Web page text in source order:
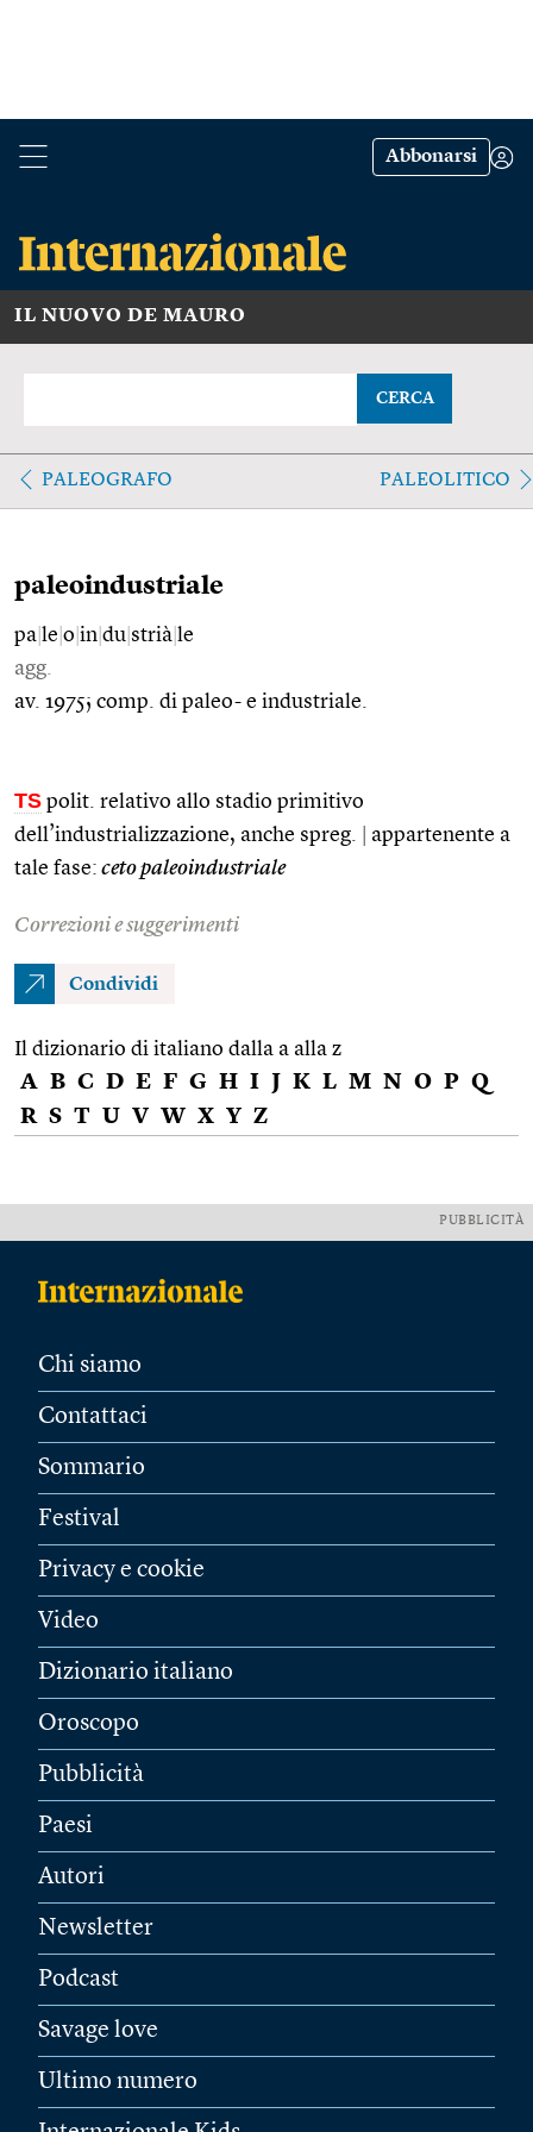
Abbonarsi
IL NUOVO DE MAURO
CERCA
PALEOGRAFO PALEOLITICO
paleoindustriale
pa le o in du strià le
agg.
av. 1975; comp. di paleo- e industriale.
TS polit. relativo allo stadio primitivo
dell’industrializzazione, anche spreg.
appartenente a
tale fase: ceto paleoindustriale
Correzioni e suggerimenti
Condividi
Il dizionario di italiano dalla a alla z
A B C D E F G H I J K L M N O P Q
R S T U V W X Y Z
PUBBLICITÀ
Chi siamo
Contattaci
Sommario
Festival
Privacy e cookie
Video
Dizionario italiano
Oroscopo
Pubblicità
Paesi
Autori
Newsletter
Podcast
Savage love
Ultimo numero